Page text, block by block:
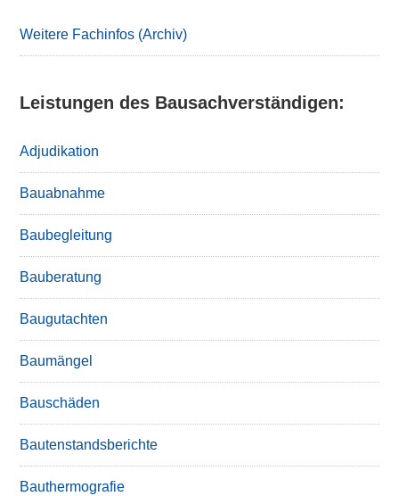
Weitere Fachinfos (Archiv)
Leistungen des Bausachverständigen:
Adjudikation
Bauabnahme
Baubegleitung
Bauberatung
Baugutachten
Baumängel
Bauschäden
Bautenstandsberichte
Bauthermografie